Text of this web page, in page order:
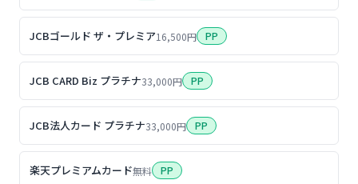
JCBゴールド ザ・プレミア16,500円 PP
JCB CARD Biz プラチナ33,000円 PP
JCB法人カード プラチナ33,000円 PP
楽天プレミアムカード無料 PP